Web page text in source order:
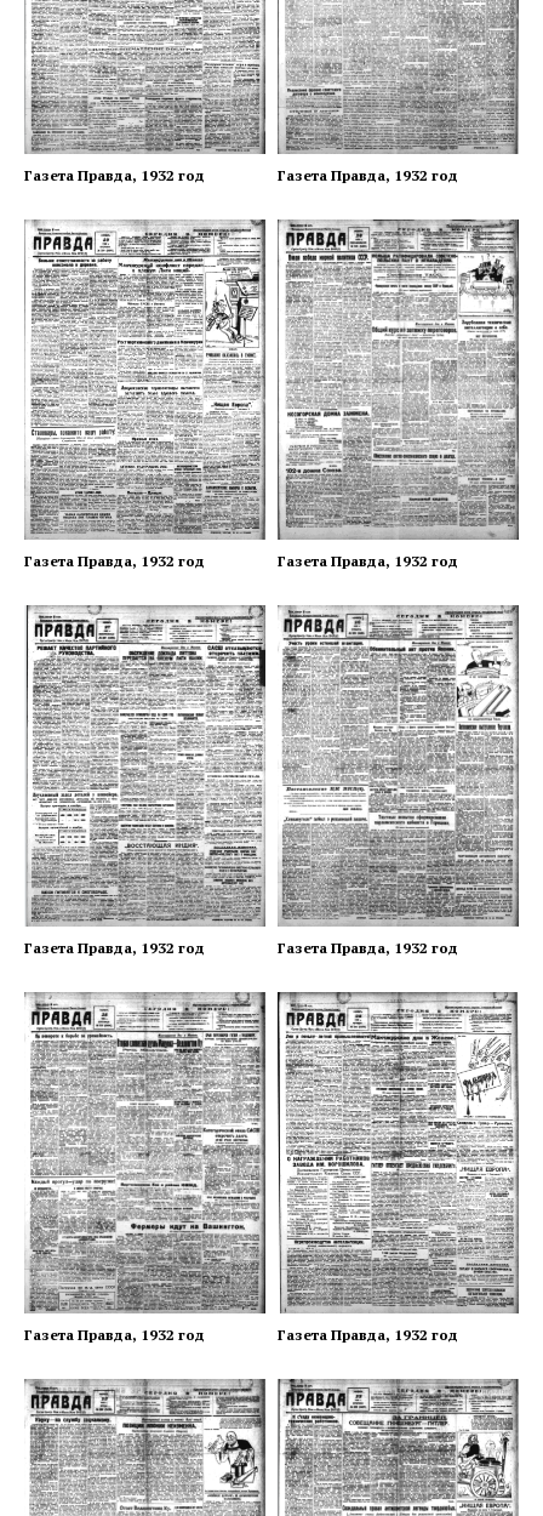
Газета Правда, 1932 год Газета Правда, 1932 год
Газета Правда, 1932 год Газета Правда, 1932 год
Газета Правда, 1932 год Газета Правда, 1932 год
Газета Правда, 1932 год Газета Правда, 1932 год